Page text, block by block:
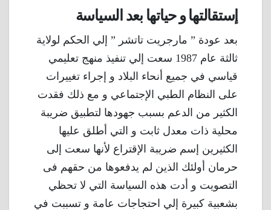
إستقالتها و حياتها بعد السياسة
بعد عودة ” مارجريت تاتشر ” إلي الحكم لولاية
ثالثة عام 1987 سعت إلي تنفيذ منهج تعليمي
قياسي في جميع أنحاء البلاد و إجراء تغييرات
على النظام الطبي الإجتماعي و مع ذلك فقدت
الكثير من الدعم بسبب جهودها لتطبيق ضريبة
محلية ذات معدل ثابت و التي أطلق عليها
الكثيرين إسم ضريبة الإقتراع لأنها سعت إلى
حرمان أولئك الذين لم يدفعوها من حقهم فى
التصويت و أدت هذه السياسة التي لا تحظي
بشعبية كبيرة إلي احتجاجات عامة و تسببت في